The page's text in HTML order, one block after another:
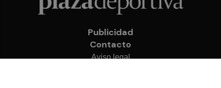
Publicidad
Contacto
Aviso legal